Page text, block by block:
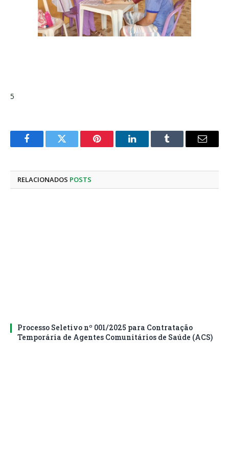
5
FacebookTwitter Pinterest LinkedInTumblr
E-
RELACIONADOS POSTS
Processo Seletivo nº 001/2025 para Contratação
Temporária de Agentes Comunitários de Saúde (ACS)